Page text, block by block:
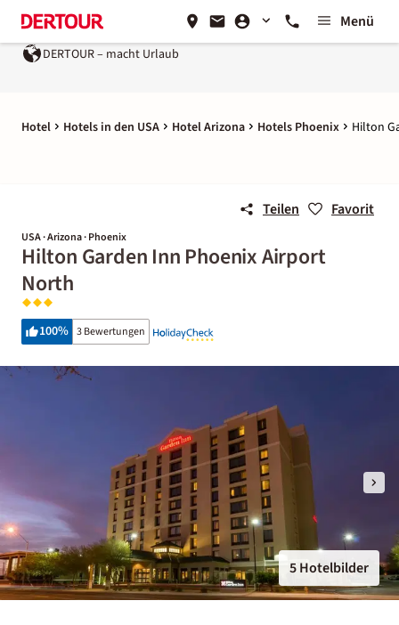
Menü
DERTOUR – macht Urlaub
Hotel Hotels in den USA Hotel Arizona Hotels Phoenix Hilton
Teilen Favorit
USA · Arizona · Phoenix
Hilton Garden Inn Phoenix Airport
North
100% 3 Bewertungen
5 Hotelbilder